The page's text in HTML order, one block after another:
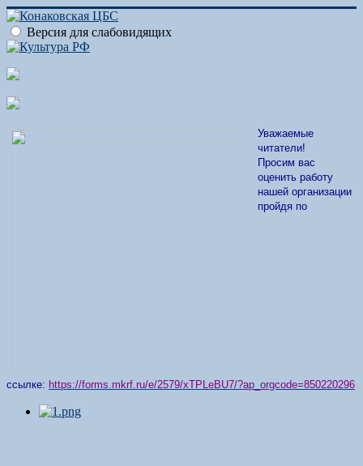
Версия для слабовидящих
Уважаемые
читатели!
Просим вас
оценить работу
нашей организации
пройдя по
ссылке: https://forms.mkrf.ru/e/2579/xTPLeBU7/?ap_orgcode=850220296